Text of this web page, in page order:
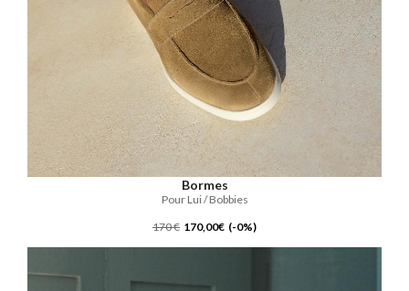
Bormes
Pour Lui / Bobbies
170 € 170,00€ (-0%)